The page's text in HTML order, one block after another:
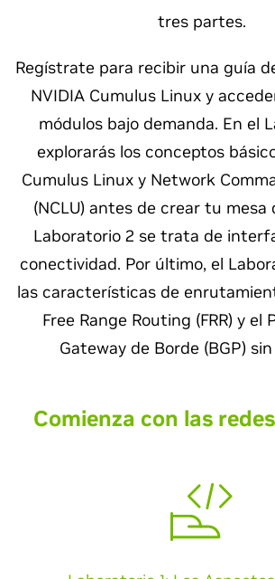
tres partes.
Regístrate para recibir una guía
NVIDIA Cumulus Linux y
módulos bajo demanda. En el
explorarás los conceptos
Cumulus Linux y Network
(NCLU) antes de crear tu mesa
Laboratorio 2 se trata de
conectividad. Por último, el
las características de
Free Range Routing (FRR) y el
Gateway de Borde (BGP)
Comienza con las